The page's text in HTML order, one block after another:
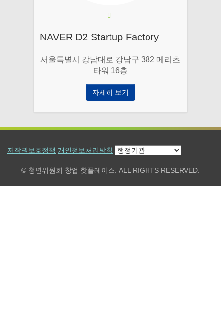
NAVER D2 Startup Factory
서울특별시 강남대로 강남구 382 메리츠
타워 16층
자세히 보기
저작권보호정책 개인정보처리방침
© 청년위원회 창업 핫플레이스. ALL RIGHTS RESERVED.